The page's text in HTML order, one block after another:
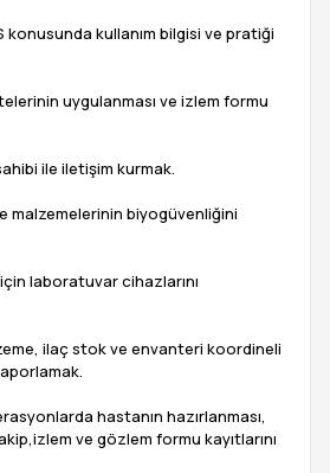
konusunda kullanım bilgisi ve pratiği
uygulanması ve izlem formu
ile iletişim kurmak.
malzemelerinin biyogüvenliğini
laboratuvar cihazlarını
ilaç stok ve envanteri koordineli
hastanın hazırlanması,
ve gözlem formu kayıtlarını